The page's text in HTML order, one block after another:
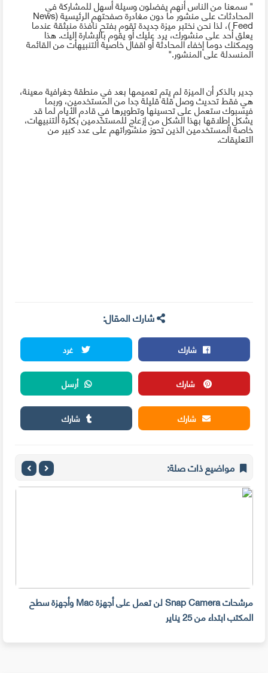
" سمعنا من الناس أنهم يفضلون وسيلة أسهل للمشاركة في
المحادثات على منشور ما دون مغادرة صفحتهم الرئيسية (News Feed)، لذا نحن نختبر ميزة جديدة تقوم بفتح نافذة منبثقة عندما
يعلق أحد على منشورك، يرد عليك أو يقوم بالإشارة إليك. هذا
ويمكنك دوما إخفاء المحادثة أو اقفال خاصية التنبيهات من القائمة
المنسدلة على المنشور."
جدير بالذكر أن الميزة لم يتم تعميمها بعد في منطقة جغرافية معينة،
هي فقط تحديث وصل قلة قليلة جدا من المستخدمين، وربما
فيسبوك ستعمل على تحسينها وتطويرها في قادم الأيام لما قد
يشكل إطلاقها بهذا الشكل من إزعاج للمستخدمين بكثرة التنبيهات،
خاصة المستخدمين الذين تحوز منشوراتهم على عدد كبير من
التعليقات.
شارك المقال:
شارك
غرد
شارك
أرسل
شارك
شارك
مواضيع ذات صلة:
مرشحات Snap Camera لن تعمل على أجهزة Mac وأجهزة سطح
المكتب ابتداء من 25 يناير